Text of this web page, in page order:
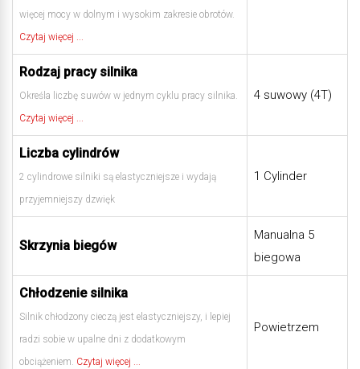
więcej mocy w dolnym i wysokim zakresie obrotów.
Czytaj więcej ...
Rodzaj pracy silnika
Określa liczbę suwów w jednym cyklu pracy silnika.
Czytaj więcej ...
4 suwowy (4T)
Liczba cylindrów
2 cylindrowe silniki są elastyczniejsze i wydają
przyjemniejszy dzwięk
1 Cylinder
Skrzynia biegów
Manualna 5
biegowa
Chłodzenie silnika
Silnik chłodzony cieczą jest elastyczniejszy, i lepiej
radzi sobie w upalne dni z dodatkowym
obciążeniem. Czytaj więcej ...
Powietrzem